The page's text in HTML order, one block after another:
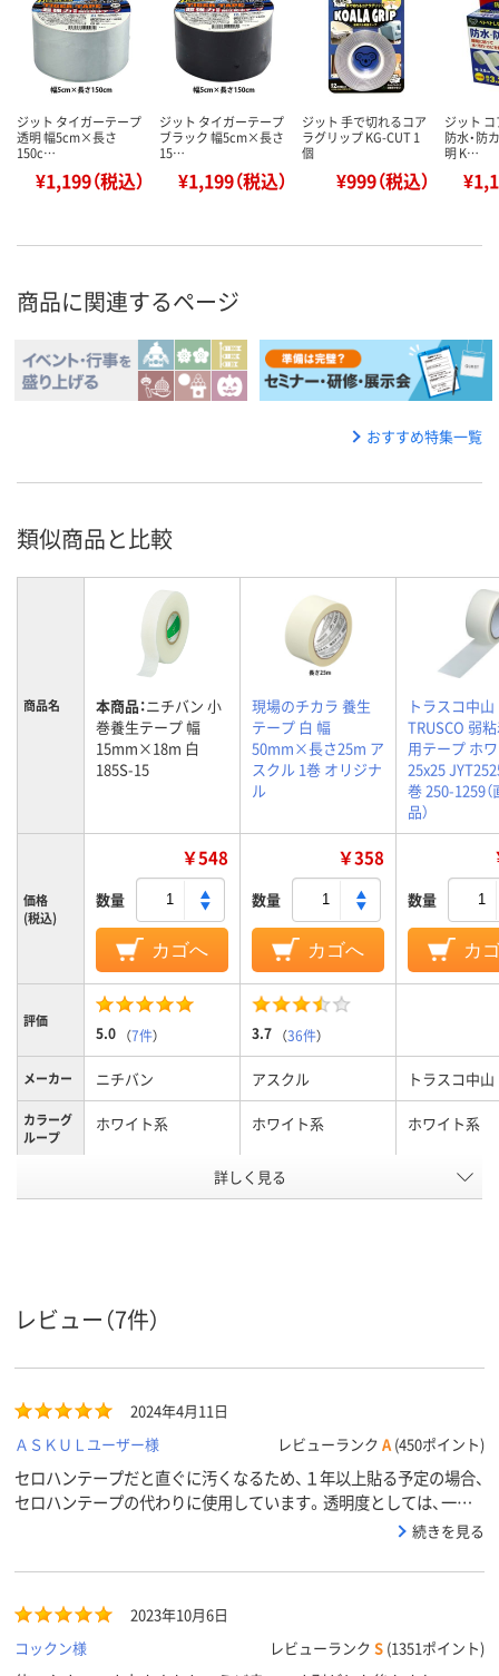
ジット タイガーテープ
透明 幅5cm×長さ
150c…
¥1,199（税込）
ジット タイガーテープ
ブラック 幅5cm×長さ
15…
¥1,199（税込）
ジット 手で切れるコア
ラグリップ KG-CUT 1
個
¥999（税込）
ジット
防水・防
明 K…
商品に関連するページ
おすすめ特集一覧
類似商品と比較
商品名 本商品：ニチバン 小
巻養生テープ 幅
15mm×18m 白
185S-15
現場のチカラ 養生
テープ 白 幅
50mm×長さ25m ア
スクル 1巻 オリジナ
ル
トラスコ中山
TRUSCO 弱
用テープ ホ
25x25
巻 250-1259（
品）
価格
(税込)
￥548
数量
カゴへ
￥358
数量
カゴへ
数量
カ
評価
5.0 （7件） 3.7 （36件）
メーカー ニチバン アスクル トラスコ中山
カラーグ
ループ
ホワイト系 ホワイト系 ホワイト系
10
詳しく見る
レビュー（7件）
2024年4月11日
ＡＳＫＵＬユーザー様
レビューランク A (450ポイント)
セロハンテープだと直ぐに汚くなるため、１年以上貼る予定の場合、
セロハンテープの代わりに使用しています。透明度としては、一応
続きを見る
2023年10月6日
コックン様
レビューランク S (1351ポイント)